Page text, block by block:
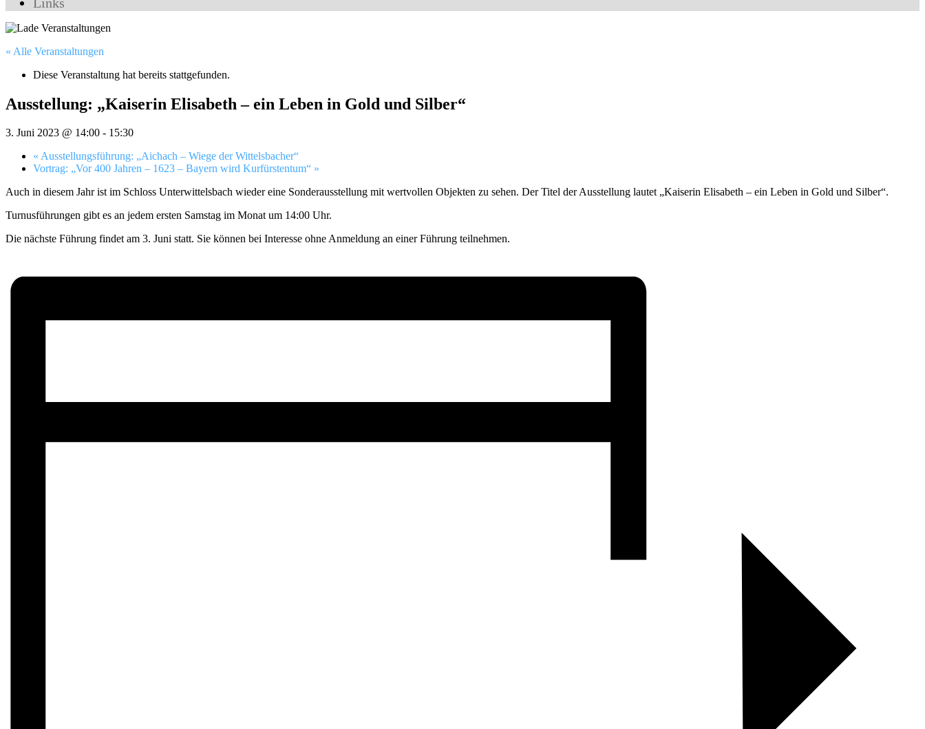
« Alle Veranstaltungen
Diese Veranstaltung hat bereits stattgefunden.
Ausstellung: „Kaiserin Elisabeth – ein Leben in Gold und Silber“
3. Juni 2023 @ 14:00 - 15:30
« Ausstellungsführung: „Aichach – Wiege der Wittelsbacher“
Vortrag: „Vor 400 Jahren – 1623 – Bayern wird Kurfürstentum“ »
Auch in diesem Jahr ist im Schloss Unterwittelsbach wieder eine Sonderausstellung mit wertvollen Objekten zu sehen. Der Titel der Ausstellung lautet „Kaiserin Elisabeth – ein Leben in Gold und Silber“.
Turnusführungen gibt es an jedem ersten Samstag im Monat um 14:00 Uhr.
Die nächste Führung findet am 3. Juni statt. Sie können bei Interesse ohne Anmeldung an einer Führung teilnehmen.